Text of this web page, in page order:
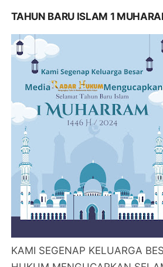
TAHUN BARU ISLAM 1
KAMI SEGENAP KELUARGA